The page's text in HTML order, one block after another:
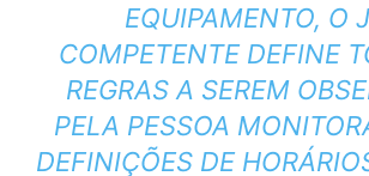
EQUIPAMENTO, O
COMPETENTE DEFINE
REGRAS A SEREM
PELA PESSOA
DEFINIÇÕES DE